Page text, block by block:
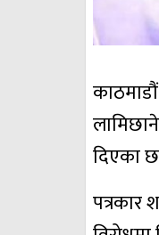
दिएका
पत्रकार